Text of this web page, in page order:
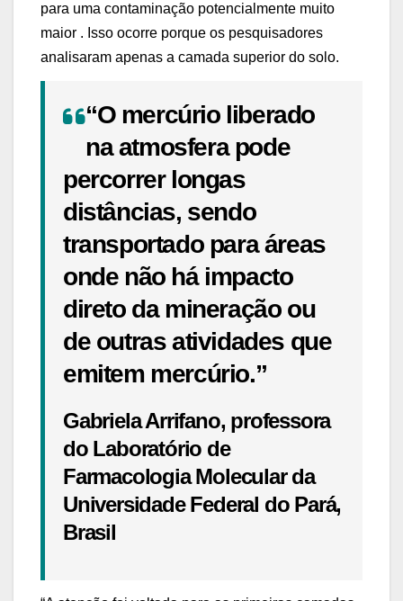
para uma contaminação potencialmente muito
maior . Isso ocorre porque os pesquisadores
analisaram apenas a camada superior do solo.
“O mercúrio liberado
na atmosfera pode
percorrer longas
distâncias, sendo
transportado para áreas
onde não há impacto
direto da mineração ou
de outras atividades que
emitem mercúrio.”
Gabriela Arrifano, professora
do Laboratório de
Farmacologia Molecular da
Universidade Federal do Pará,
Brasil